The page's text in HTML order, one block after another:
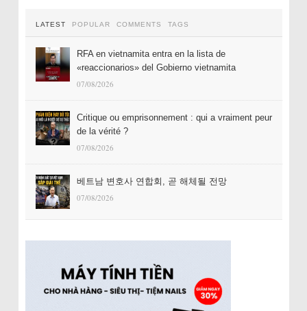
LATEST POPULAR COMMENTS TAGS
RFA en vietnamita entra en la lista de
«reaccionarios» del Gobierno vietnamita
07/08/2026
Critique ou emprisonnement : qui a vraiment peur
de la vérité ?
07/08/2026
베트남 변호사 연합회, 곧 해체될 전망
07/08/2026